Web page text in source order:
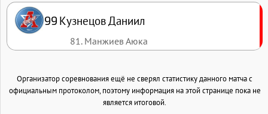
99 Кузнецов Даниил
81. Манжиев Аюка
Организатор соревнования ещё не сверял статистику данного матча с
официальным протоколом, поэтому информация на этой странице пока не
является итоговой.